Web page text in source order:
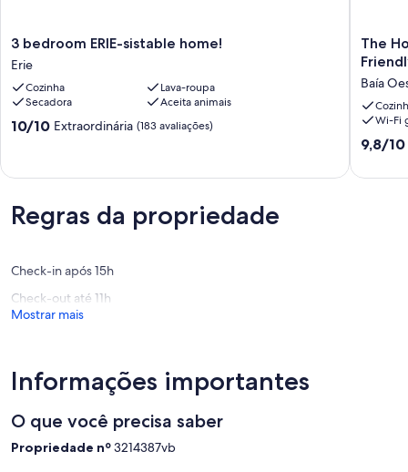
3
bedroom
ERIE-
sistable
home!
Erie
3 bedroom ERIE-sistable home!
Erie
Cozinha
Lava-roupa
Secadora
Aceita animais
10.0
avaliações)
10/10 Extraordinária (183 avaliações)
The
House
Park:
4
Bath
Family-
The
Baía
Wi-Fi
9.8
10,
9,8/10
Regras da propriedade
Check-in após 15h
Check-out até 11h
Mostrar mais
Informações importantes
O que você precisa saber
Propriedade nº3214387vb